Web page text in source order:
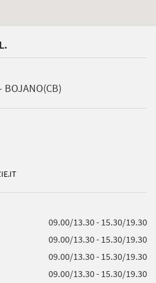
BOJANO(CB)
09.00/13.30 - 15.30/19.30
09.00/13.30 - 15.30/19.30
09.00/13.30 - 15.30/19.30
09.00/13.30 - 15.30/19.30